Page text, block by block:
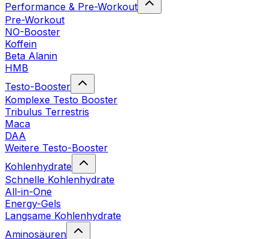
Performance & Pre-Workout
Pre-Workout
NO-Booster
Koffein
Beta Alanin
HMB
Testo-Booster
Komplexe Testo Booster
Tribulus Terrestris
Maca
DAA
Weitere Testo-Booster
Kohlenhydrate
Schnelle Kohlenhydrate
All-in-One
Energy-Gels
Langsame Kohlenhydrate
Aminosäuren